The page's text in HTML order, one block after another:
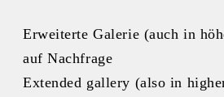
Erweiterte Galerie (auch in
auf Nachfrage
Extended gallery (also in